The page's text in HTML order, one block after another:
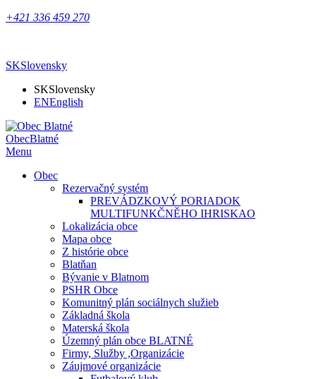
+421 336 459 270
SKSlovensky
SKSlovensky
ENEnglish
ObecBlatné
Menu
Obec
Rezervačný systém
PREVÁDZKOVÝ PORIADOK
MULTIFUNKČNĚHO IHRISKAO
Lokalizácia obce
Mapa obce
Z histórie obce
Blatňan
Bývanie v Blatnom
PSHR Obce
Komunitný plán sociálnych služieb
Základná škola
Materská škola
Územný plán obce BLATNÉ
Firmy, Služby ,Organizácie
Záujmové organizácie